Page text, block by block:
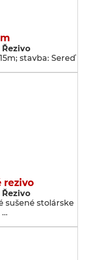
stavba: Sereď
rezivo
sušené stolárske
…